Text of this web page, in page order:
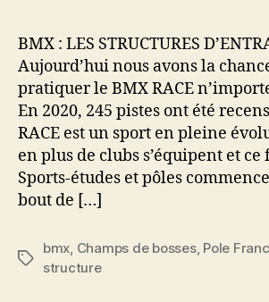
BMX : LES STRUCTURES
Aujourd’hui nous avons la
pratiquer le BMX RACE
En 2020, 245 pistes ont été
RACE est un sport en pleine
en plus de clubs s’équipent et
Sports-études et pôles
bout de […]
Étiquettes
bmx, Champs de bosses, Pole
structure